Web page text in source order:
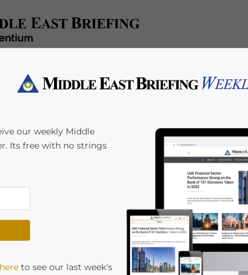
Accounting Regulatory HR/Payroll Events
i requisiti per la
con manodopera
chiave:
our weekly Middle
Its free with no strings
to see our last week's